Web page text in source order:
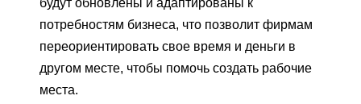
будут обновлены и адаптированы к
потребностям бизнеса, что позволит фирмам
переориентировать свое время и деньги в
другом месте, чтобы помочь создать рабочие
места.